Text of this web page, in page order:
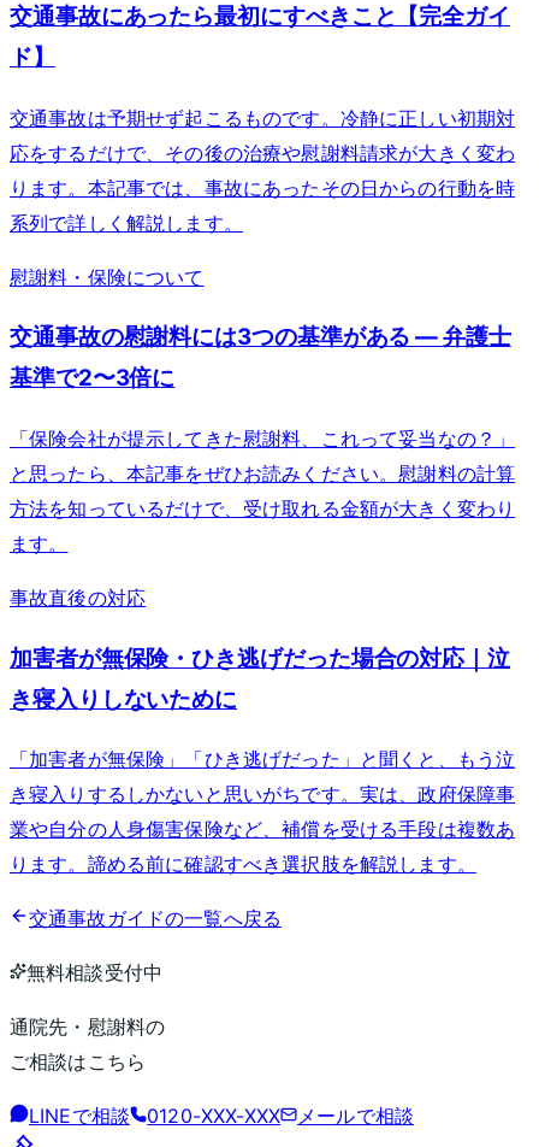
交通事故にあったら最初にすべきこと【完全ガイ
ド】
交通事故は予期せず起こるものです。冷静に正しい初期対
応をするだけで、その後の治療や慰謝料請求が大きく変わ
ります。本記事では、事故にあったその日からの行動を時
系列で詳しく解説します。
慰謝料・保険について
交通事故の慰謝料には3つの基準がある ― 弁護士
基準で2〜3倍に
「保険会社が提示してきた慰謝料、これって妥当なの？」
と思ったら、本記事をぜひお読みください。慰謝料の計算
方法を知っているだけで、受け取れる金額が大きく変わり
ます。
事故直後の対応
加害者が無保険・ひき逃げだった場合の対応｜泣
き寝入りしないために
「加害者が無保険」「ひき逃げだった」と聞くと、もう泣
き寝入りするしかないと思いがちです。実は、政府保障事
業や自分の人身傷害保険など、補償を受ける手段は複数あ
ります。諦める前に確認すべき選択肢を解説します。
交通事故ガイドの一覧へ戻る
無料相談受付中
通院先・慰謝料の
ご相談はこちら
LINEで相談 0120-XXX-XXX メールで相談